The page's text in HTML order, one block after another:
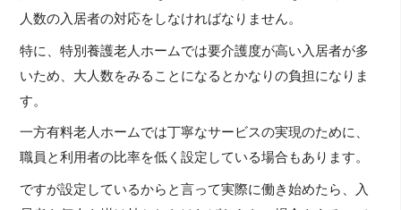
人数の入居者の対応をしなければなりません。
特に、特別養護老人ホームでは要介護度が高い入居者が多
いため、大人数をみることになるとかなりの負担になりま
す。
一方有料老人ホームでは丁寧なサービスの実現のために、
職員と利用者の比率を低く設定している場合もあります。
ですが設定しているからと言って実際に働き始めたら、入